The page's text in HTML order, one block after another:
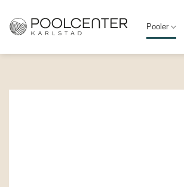
content
Pooler